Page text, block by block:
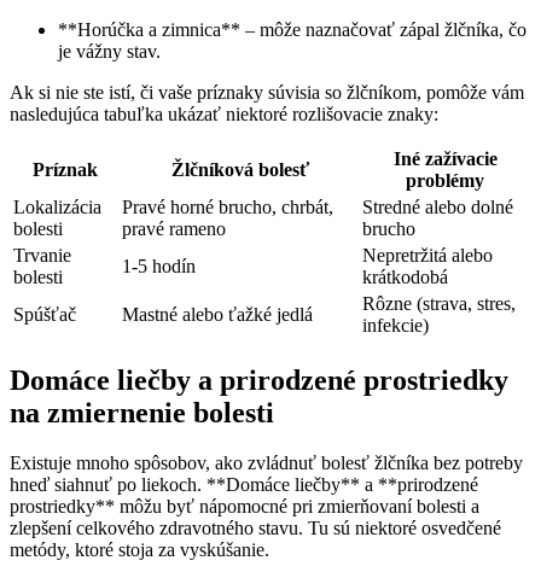
**Horúčka a zimnica** – môže naznačovať zápal žlčníka, čo
je vážny stav.
Ak si nie ste istí, či vaše príznaky súvisia so žlčníkom, pomôže vám
nasledujúca tabuľka ukázať niektoré rozlišovacie znaky:
Príznak Žlčníková bolesť
Iné zažívacie
problémy
Lokalizácia
bolesti
Pravé horné brucho, chrbát,
pravé rameno
Stredné alebo dolné
brucho
Trvanie
bolesti
1-5 hodín
Nepretržitá alebo
krátkodobá
Spúšťač
Mastné alebo ťažké jedlá
Rôzne (strava, stres,
infekcie)
Domáce liečby a prirodzené prostriedky
na zmiernenie bolesti
Existuje mnoho spôsobov, ako zvládnuť bolesť žlčníka bez potreby
hneď siahnuť po liekoch. **Domáce liečby** a **prirodzené
prostriedky** môžu byť nápomocné pri zmierňovaní bolesti a
zlepšení celkového zdravotného stavu. Tu sú niektoré osvedčené
metódy, ktoré stoja za vyskúšanie.